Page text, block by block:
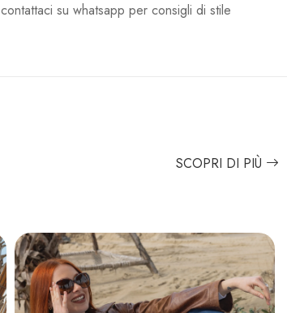
contattaci su whatsapp per consigli di stile
SCOPRI DI PIÙ